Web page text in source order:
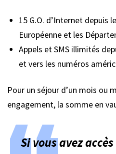
15 G.O. d’Internet depuis
Européenne et les
Appels et SMS illimités
et vers les numéros
Pour un séjour d’un mois ou
engagement, la somme en
Si vous avez